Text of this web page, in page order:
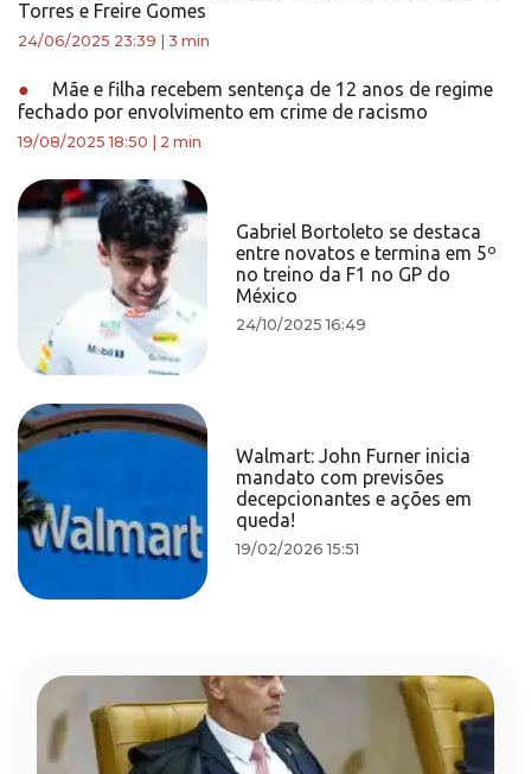
Torres e Freire Gomes
24/06/2025 23:39 3 min
●
Mãe e filha recebem sentença de 12 anos de regime
fechado por envolvimento em crime de racismo
19/08/2025 18:50 2 min
Gabriel Bortoleto se destaca
entre novatos e termina em 5º
no treino da F1 no GP do
México
24/10/2025 16:49
Walmart: John Furner inicia
mandato com previsões
decepcionantes e ações em
queda!
19/02/2026 15:51